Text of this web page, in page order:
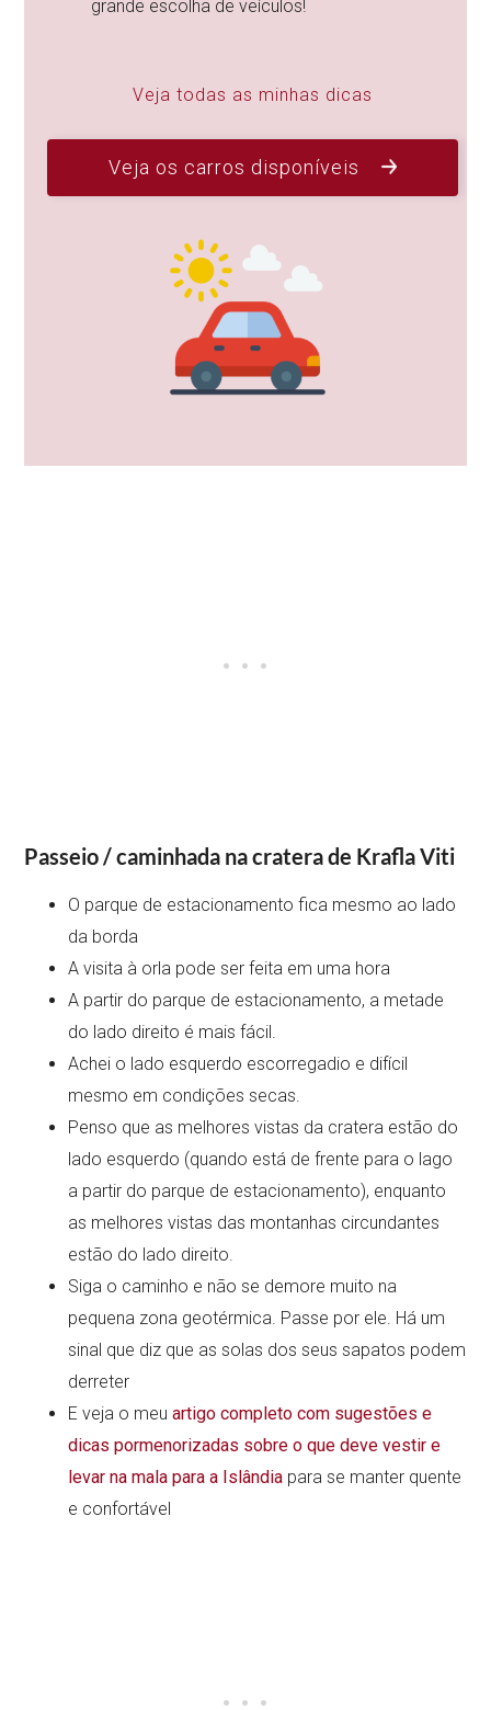
grande escolha de veículos!
Veja todas as minhas dicas
Veja os carros disponíveis
Passeio / caminhada na cratera de Krafla Viti
O parque de estacionamento fica mesmo ao lado
da borda
A visita à orla pode ser feita em uma hora
A partir do parque de estacionamento, a metade
do lado direito é mais fácil.
Achei o lado esquerdo escorregadio e difícil
mesmo em condições secas.
Penso que as melhores vistas da cratera estão do
lado esquerdo (quando está de frente para o lago
a partir do parque de estacionamento), enquanto
as melhores vistas das montanhas circundantes
estão do lado direito.
Siga o caminho e não se demore muito na
pequena zona geotérmica. Passe por ele. Há um
sinal que diz que as solas dos seus sapatos podem
derreter
E veja o meuartigo completo com sugestões e
dicas pormenorizadas sobre o que deve vestir e
levar na mala para a Islândia para se manter quente
e confortável